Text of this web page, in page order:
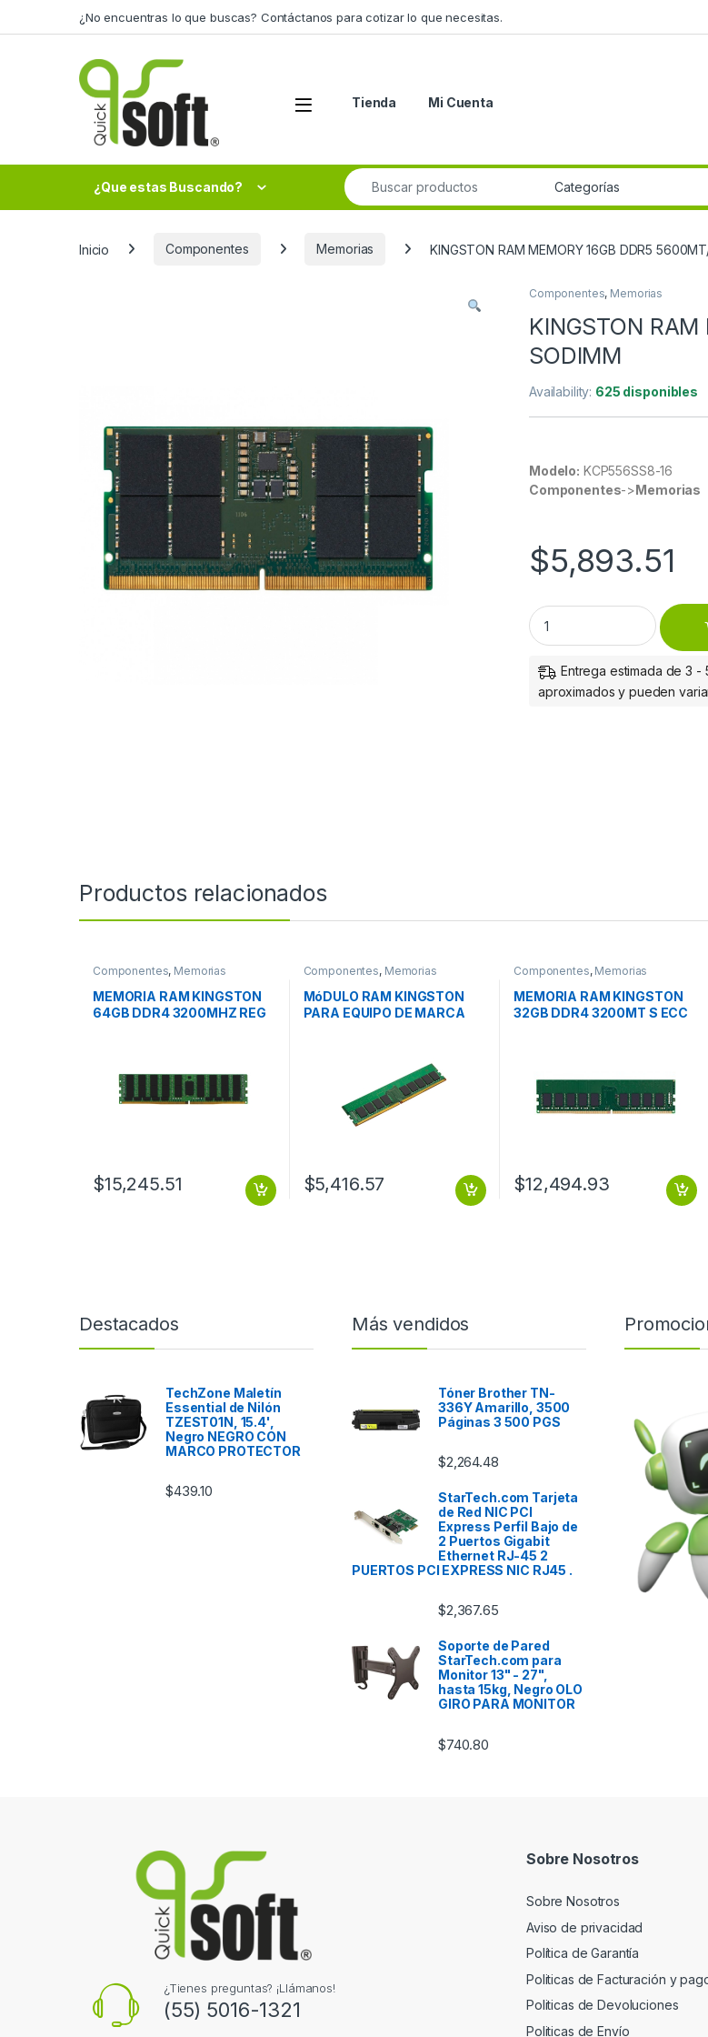
¿No encuentras lo que buscas? Contáctanos para cotizar lo que necesitas.
Tienda Mi Cuenta
¿Que estas Buscando?
Search for:
Inicio Componentes Memorias KINGSTON RAM MEMORY 16GB DDR5
Componentes, Memorias
KINGSTON
SODIMM
Availability: 625 disponibles
Modelo: KCP556SS8-16
Componentes->Memorias
$5,893.51
KINGSTON RAM MEMORY
Entrega estimada de 3 -
aproximados y pueden
Productos relacionados
Componentes, Memorias
MEMORIA RAM KINGSTON
64GB DDR4 3200MHZ REG
$15,245.51
Componentes, Memorias
MóDULO RAM KINGSTON
PARA EQUIPO DE MARCA
$5,416.57
Componentes, Memorias
MEMORIA RAM KINGSTON
32GB DDR4 3200MT S ECC
$12,494.93
Destacados
TechZone Maletín
Essential de Nilón
TZEST01N, 15.4',
Negro NEGRO CON
MARCO PROTECTOR
$439.10
Más vendidos
Tóner Brother TN-
336Y Amarillo, 3500
Páginas 3 500 PGS
$2,264.48
StarTech.com Tarjeta
de Red NIC PCI
Express Perfil Bajo de
2 Puertos Gigabit
Ethernet RJ-45 2
PUERTOS PCI EXPRESS NIC RJ45 .
$2,367.65
Soporte de Pared
StarTech.com para
Monitor 13" - 27",
hasta 15kg, Negro OLO
GIRO PARA MONITOR
$740.80
¿Tienes preguntas? ¡Llámanos!
(55) 5016-1321
Sobre Nosotros
Sobre Nosotros
Aviso de privacidad
Política de Garantía
Politicas de Facturación y
Politicas de Devoluciones
Politicas de Envío